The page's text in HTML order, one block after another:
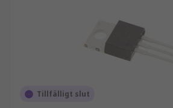
Tillfälligt slut